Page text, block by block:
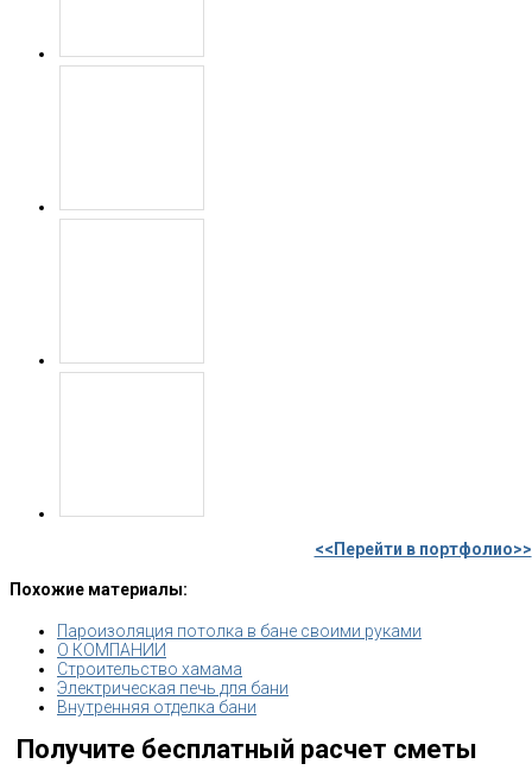
<<Перейти в портфолио>>
Похожие материалы:
Пароизоляция потолка в бане своими руками
О КОМПАНИИ
Строительство хамама
Электрическая печь для бани
Внутренняя отделка бани
Получите бесплатный расчет сметы